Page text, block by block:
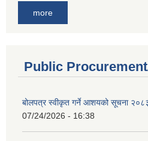
more
Public
बोलपत्र स्वीकृत गर्ने आशयको सूचना
07/24/2026 - 16:38